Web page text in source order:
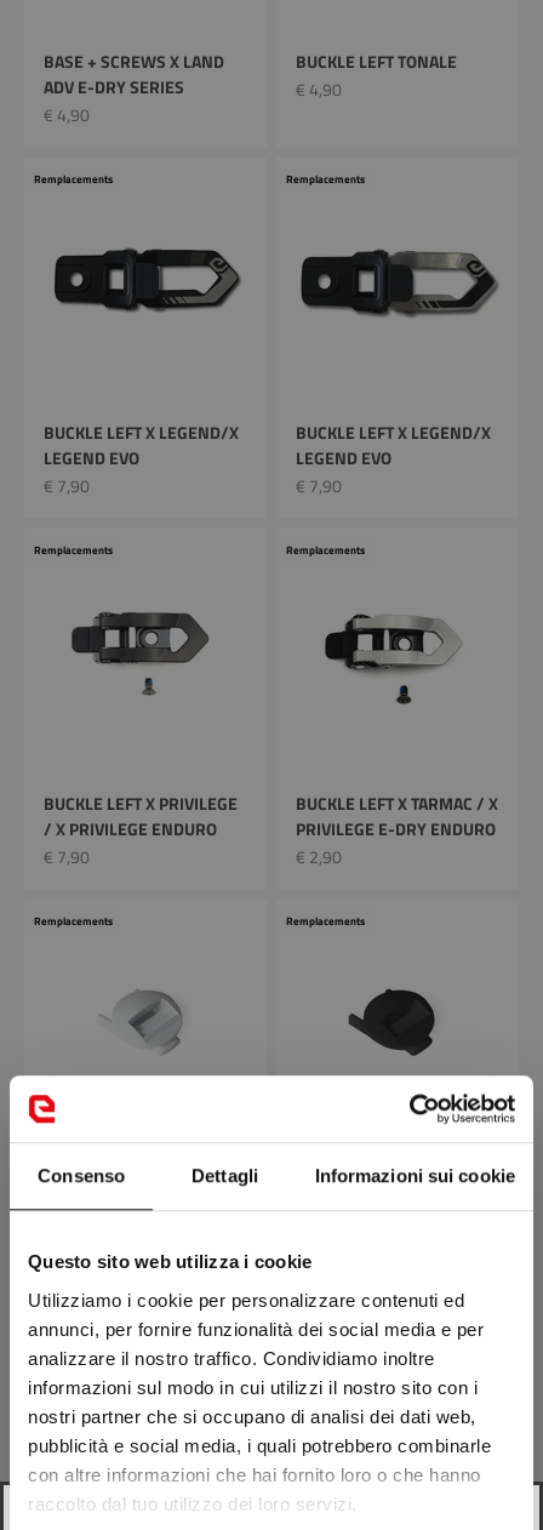
Consenso Dettagli Informazioni sui cookie
Questo sito web utilizza i cookie
Utilizziamo i cookie per personalizzare contenuti ed
annunci, per fornire funzionalità dei social media e per
analizzare il nostro traffico. Condividiamo inoltre
informazioni sul modo in cui utilizzi il nostro sito con i
nostri partner che si occupano di analisi dei dati web,
pubblicità e social media, i quali potrebbero combinarle
con altre informazioni che hai fornito loro o che hanno
raccolto dal tuo utilizzo dei loro servizi.
BASE + SCREWS X LAND
ADV E-DRY SERIES
Prix remisé
€ 4,90
BUCKLE LEFT TONALE
Prix remisé
€ 4,90
Remplacements
BUCKLE LEFT X LEGEND/X
LEGEND EVO
Prix remisé
€ 7,90
Remplacements
BUCKLE LEFT X LEGEND/X
LEGEND EVO
Prix remisé
€ 7,90
Remplacements
BUCKLE LEFT X PRIVILEGE
/ X PRIVILEGE ENDURO
Prix remisé
€ 7,90
Remplacements
BUCKLE LEFT X TARMAC / X
PRIVILEGE E-DRY ENDURO
Prix remisé
€ 2,90
Remplacements
BUCKLE RECEIVER X
Remplacements
BUCKLE RECEIVER X
Prix remisé
€ 0,90